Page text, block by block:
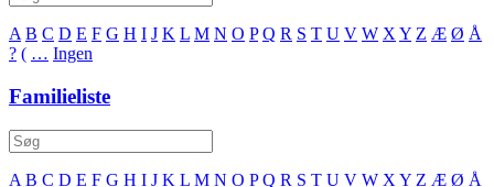
A B C D E F G H I J K L M N O P Q R S T U V W X Y Z Æ Ø Å
? ( … Ingen
Familieliste
A B C D E F G H I J K L M N O P Q R S T U V W X Y Z Æ Ø Å